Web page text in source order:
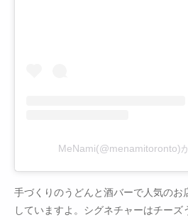
MeNami(@menamitoronto)
手づくりのうどんと酒バーで人気のお
していますよ。シグネチャーはチーズ